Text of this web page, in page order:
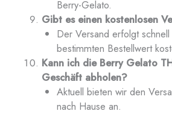
Berry-Gelato.
Gibt es einen kostenlosen
Der Versand erfolgt
bestimmten Bestellwert
Kann ich die Berry Gelato
Geschäft abholen?
Aktuell bieten wir den
nach Hause an.